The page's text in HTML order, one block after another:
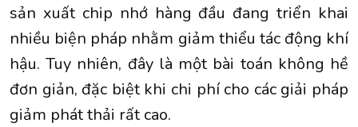
sản xuất chip nhớ hàng đầu đang triển khai
nhiều biện pháp nhằm giảm thiểu tác động khí
hậu. Tuy nhiên, đây là một bài toán không hề
đơn giản, đặc biệt khi chi phí cho các giải pháp
giảm phát thải rất cao.